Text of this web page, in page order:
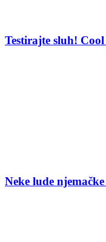
Testirajte sluh!
Neke lude